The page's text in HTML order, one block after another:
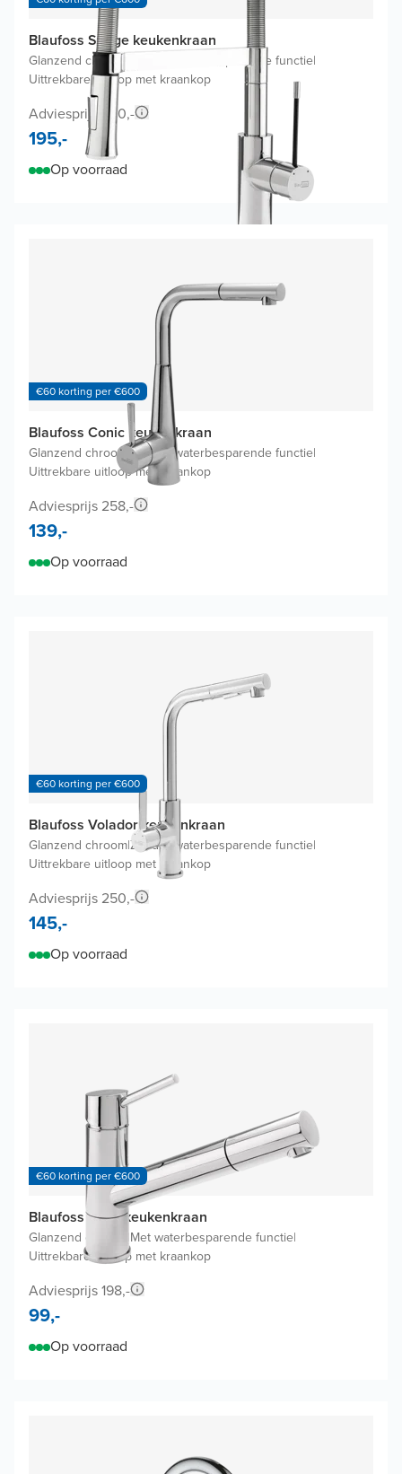
Blaufoss Stidge keukenkraan
Glanzend chroom Zonder waterbesparende functie|
Uittrekbare uitloop met kraankop
Adviesprijs 330,-
195,-
Op voorraad
€60 korting per €600
Blaufoss Conic keukenkraan
Glanzend chroom |Zonder waterbesparende functie|
Uittrekbare uitloop met kraankop
Adviesprijs 258,-
139,-
Op voorraad
€60 korting per €600
Blaufoss Volador keukenkraan
Glanzend chroom|Zonder waterbesparende functie|
Uittrekbare uitloop met kraankop
Adviesprijs 250,-
145,-
Op voorraad
€60 korting per €600
Blaufoss Belia keukenkraan
Glanzend chroom Met waterbesparende functie|
Uittrekbare uitloop met kraankop
Adviesprijs 198,-
99,-
Op voorraad